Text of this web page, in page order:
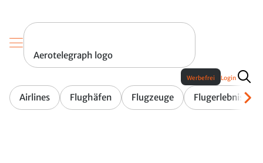
Aerotelegraph logo
Airlines Flughäfen Flugzeuge Flugerlebnis
Werbefrei Login